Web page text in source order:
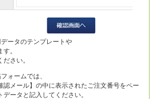
ータのテンプレートや
。
さい。
ォームでは、
認メール】の中に表示されたご注文番号をペー
データと記入してください。